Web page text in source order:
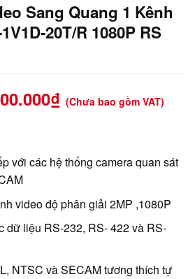
Sang Quang 1 Kênh
20T/R 1080P RS
₫ (Chưa bao gồm VAT)
với các hệ thống camera quan sát
video độ phân giải 2MP ,1080P
dữ liệu RS-232, RS- 422 và RS-
NTSC và SECAM tương thích tự